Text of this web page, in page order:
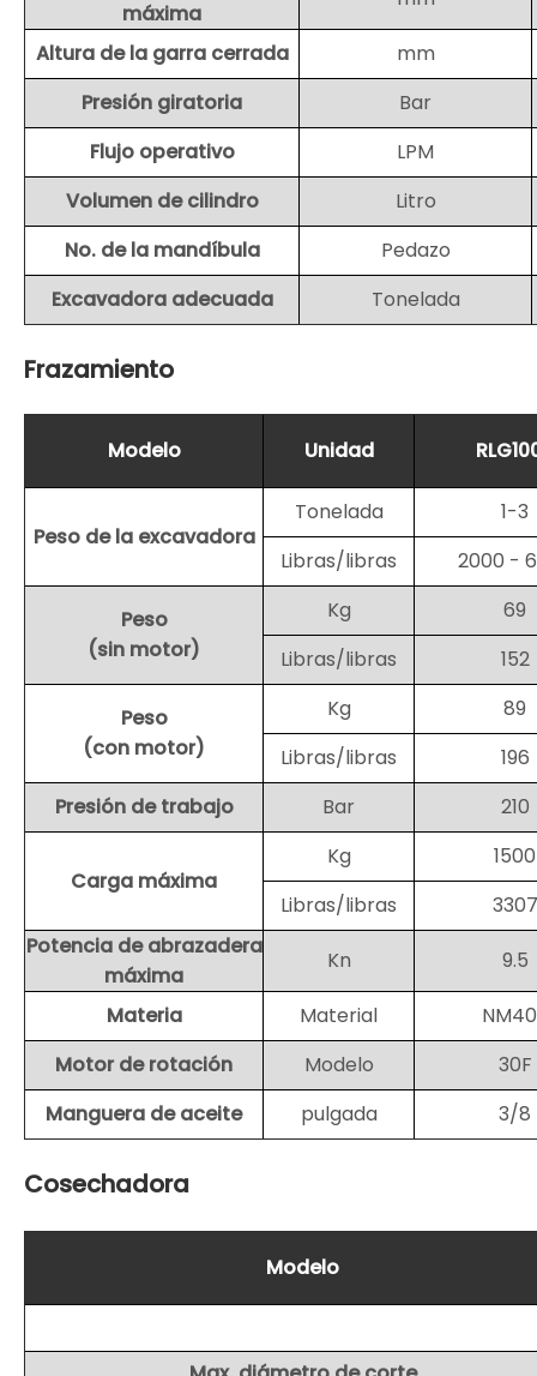
máxima
Altura de la garra cerrada
mm
Presión giratoria
Bar
Flujo operativo
LPM
Volumen de cilindro
Litro
No. de la mandíbula
Pedazo
Excavadora adecuada
Tonelada
Frazamiento
Modelo Unidad
Peso de la excavadora
Tonelada
1-3
Libras/libras
2000 -
Peso
(sin motor)
Kg
69
Libras/libras
152
Peso
(con motor)
Kg
89
Libras/libras
196
Presión de trabajo
Bar 210
Carga máxima
Kg
1500
Libras/libras
3307
Potencia de abrazadera
máxima
Kn
9.5
Materia
Material
Motor de rotación
Modelo
30F
Manguera de aceite
pulgada 3/8
Cosechadora
Modelo